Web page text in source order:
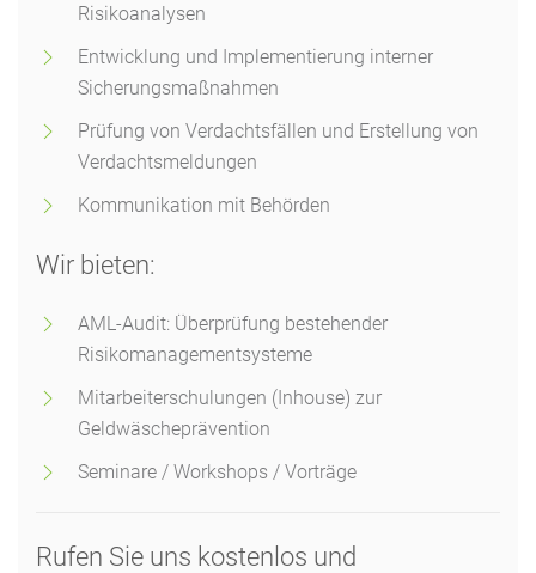
Risikoanalysen
Entwicklung und Implementierung interner
Sicherungsmaßnahmen
Prüfung von Verdachtsfällen und Erstellung von
Verdachtsmeldungen
Kommunikation mit Behörden
Wir bieten:
AML-Audit: Überprüfung bestehender
Risikomanagementsysteme
Mitarbeiterschulungen (Inhouse) zur
Geldwäscheprävention
Seminare / Workshops / Vorträge
Rufen Sie uns kostenlos und